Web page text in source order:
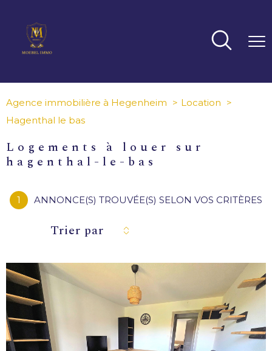
Agence immobilière à Hegenheim
Location
Hagenthal le bas
logements à louer sur
hagenthal-le-bas
1 ANNONCE(S) TROUVÉE(S) SELON VOS CRITÈRES
Trier par
VOIR LE